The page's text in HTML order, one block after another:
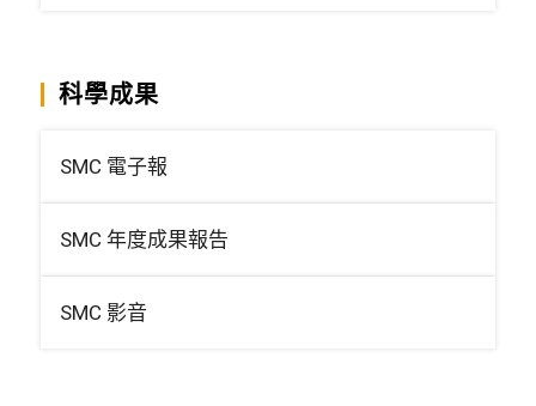
科學成果
SMC 電子報
SMC 年度成果報告
SMC 影音